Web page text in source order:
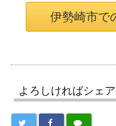
伊勢崎市で
よろしければシェ